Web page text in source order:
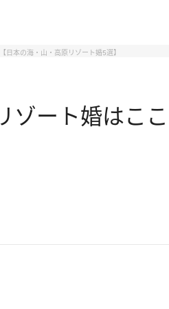
日本の海・山・高原リゾート婚5選】
ゾート婚はこ